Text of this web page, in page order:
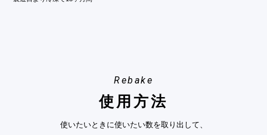
Rebake
使用方法
使いたいときに使いたい数を取り出して、